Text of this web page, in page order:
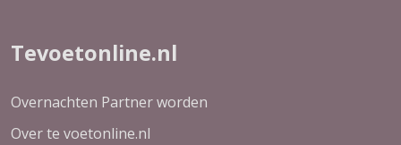
Tevoetonline.nl
Overnachten Partner worden
Over te voetonline.nl